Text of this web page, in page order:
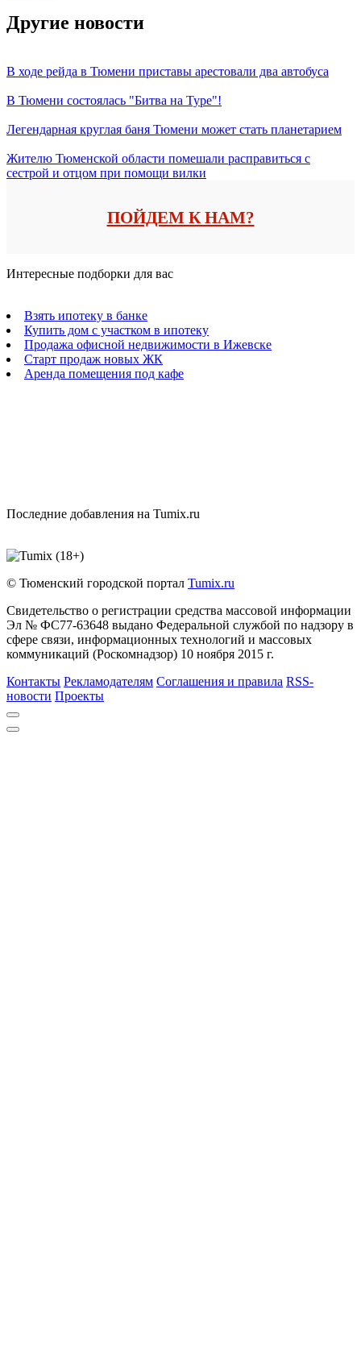
Другие новости
В ходе рейда в Тюмени приставы арестовали два автобуса
В Тюмени состоялась "Битва на Туре"!
Легендарная круглая баня Тюмени может стать планетарием
Жителю Тюменской области помешали расправиться с
сестрой и отцом при помощи вилки
ПОЙДЕМ К НАМ?
Интересные подборки для вас
Взять ипотеку в банке
Купить дом с участком в ипотеку
Продажа офисной недвижимости в Ижевске
Старт продаж новых ЖК
Аренда помещения под кафе
Последние добавления на Tumix.ru
© Тюменский городской портал Tumix.ru
Свидетельство о регистрации средства массовой информации
Эл № ФС77-63648 выдано Федеральной службой по надзору в
сфере связи, информационных технологий и массовых
коммуникаций (Роскомнадзор) 10 ноября 2015 г.
Контакты Рекламодателям Соглашения и правила RSS-
новости Проекты